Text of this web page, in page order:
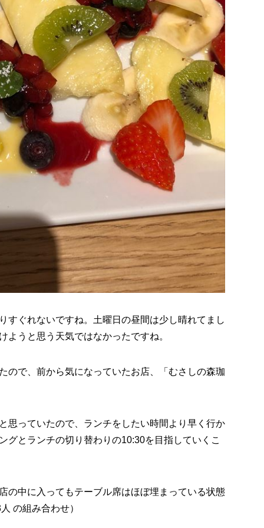
すぐれないですね。土曜日の昼間は少し晴れてまし
うと思う天気ではなかったですね。
ので、前から気になっていたお店、「むさしの森珈
思っていたので、ランチをしたい時間より早く行か
グとランチの切り替わりの10:30を目指していくこ
の中に入ってもテーブル席はほぼ埋まっている状態
の組み合わせ）